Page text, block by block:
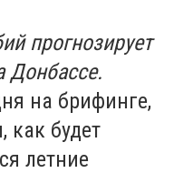
прогнозирует
Донбассе.
на брифинге,
как будет
летние